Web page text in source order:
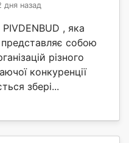
дня назад
, яка
собою
різного
конкуренції
збері...